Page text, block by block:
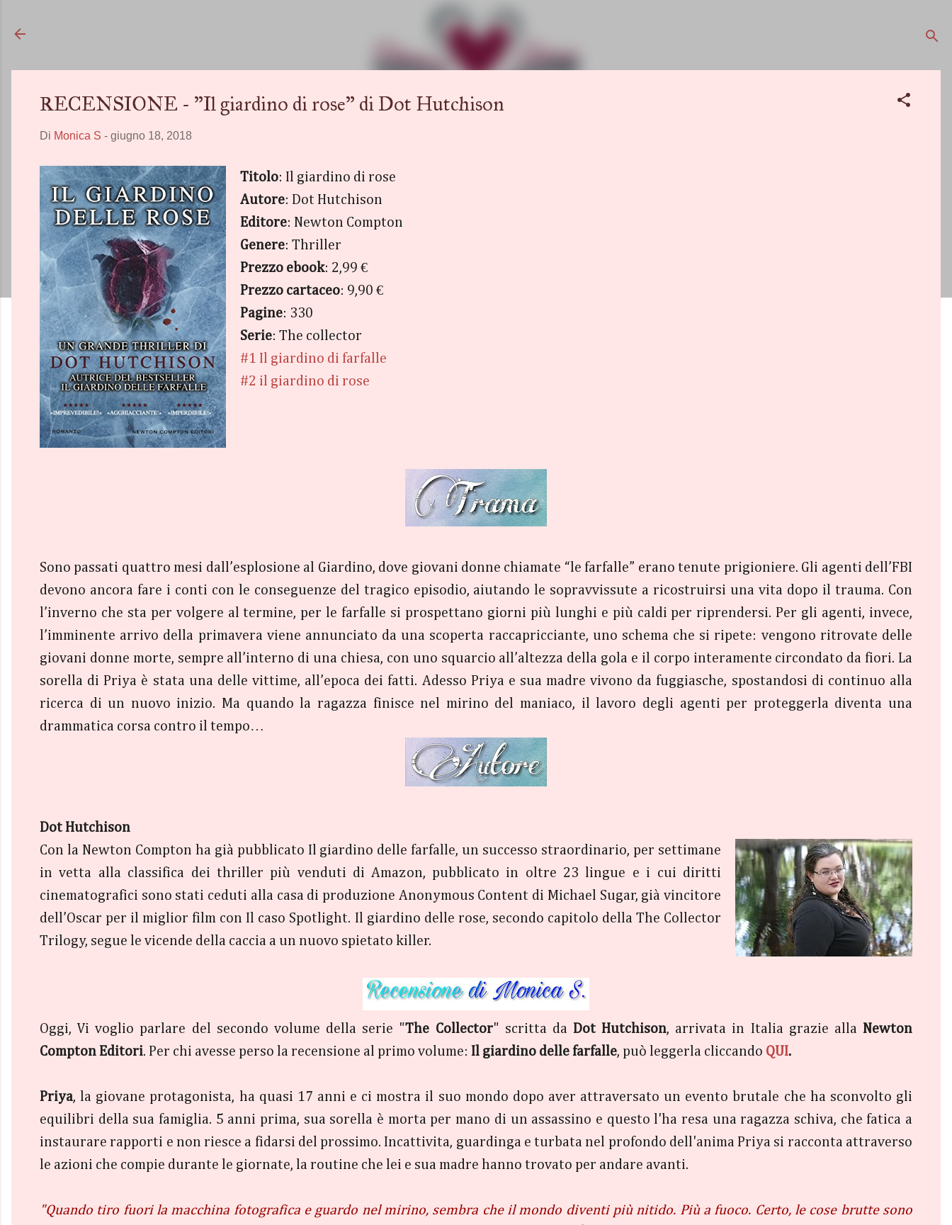
RECENSIONE - "Il giardino di rose" di Dot Hutchison
Di Monica S - giugno 18, 2018
Titolo: Il giardino di rose
Autore: Dot Hutchison
Editore: Newton Compton
Genere: Thriller
Prezzo ebook: 2,99 €
Prezzo cartaceo: 9,90 €
Pagine: 330
Serie: The collector
#1 Il giardino di farfalle
#2 il giardino di rose
Sono passati quattro mesi dall’esplosione al Giardino, dove giovani donne chiamate “le farfalle” erano tenute prigioniere. Gli agenti dell’FBI
devono ancora fare i conti con le conseguenze del tragico episodio, aiutando le sopravvissute a ricostruirsi una vita dopo il trauma. Con
l’inverno che sta per volgere al termine, per le farfalle si prospettano giorni più lunghi e più caldi per riprendersi. Per gli agenti, invece,
l’imminente arrivo della primavera viene annunciato da una scoperta raccapricciante, uno schema che si ripete: vengono ritrovate delle
giovani donne morte, sempre all’interno di una chiesa, con uno squarcio all’altezza della gola e il corpo interamente circondato da fiori. La
sorella di Priya è stata una delle vittime, all’epoca dei fatti. Adesso Priya e sua madre vivono da fuggiasche, spostandosi di continuo alla
ricerca di un nuovo inizio. Ma quando la ragazza finisce nel mirino del maniaco, il lavoro degli agenti per proteggerla diventa una
drammatica corsa contro il tempo…
Dot Hutchison
Con la Newton Compton ha già pubblicato Il giardino delle farfalle, un successo straordinario, per settimane
in vetta alla classifica dei thriller più venduti di Amazon, pubblicato in oltre 23 lingue e i cui diritti
cinematografici sono stati ceduti alla casa di produzione Anonymous Content di Michael Sugar, già vincitore
dell’Oscar per il miglior film con Il caso Spotlight. Il giardino delle rose, secondo capitolo della The Collector
Trilogy, segue le vicende della caccia a un nuovo spietato killer.
Oggi, Vi voglio parlare del secondo volume della serie "The Collector" scritta da Dot Hutchison, arrivata in Italia grazie allaNewton
Compton Editori. Per chi avesse perso la recensione al primo volume: Il giardino delle farfalle, può leggerla cliccando QUI.
Priya, la giovane protagonista, ha quasi 17 anni e ci mostra il suo mondo dopo aver attraversato un evento brutale che ha sconvolto gli
equilibri della sua famiglia. 5 anni prima, sua sorella è morta per mano di un assassino e questo l'ha resa una ragazza schiva, che fatica a
instaurare rapporti e non riesce a fidarsi del prossimo. Incattivita, guardinga e turbata nel profondo dell'anima Priya si racconta attraverso
le azioni che compie durante le giornate, la routine che lei e sua madre hanno trovato per andare avanti.
"Quando tiro fuori la macchina fotografica e guardo nel mirino, sembra che il mondo diventi più nitido. Più a fuoco. Certo, le cose brutte sono